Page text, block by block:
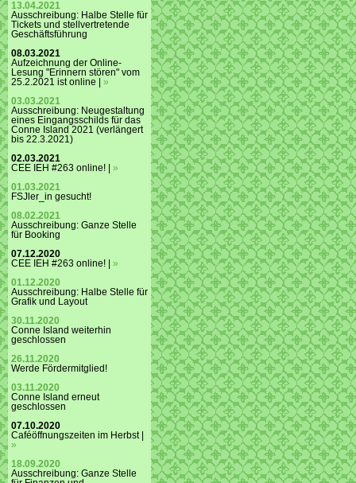
13.04.2021
Ausschreibung: Halbe Stelle für
Tickets und stellvertretende
Geschäftsführung
08.03.2021
Aufzeichnung der Online-
Lesung "Erinnern stören" vom
25.2.2021 ist online | »
03.03.2021
Ausschreibung: Neugestaltung
eines Eingangsschilds für das
Conne Island 2021 (verlängert
bis 22.3.2021)
02.03.2021
CEE IEH #263 online! | »
01.03.2021
FSJler_in gesucht!
08.02.2021
Ausschreibung: Ganze Stelle
für Booking
07.12.2020
CEE IEH #263 online! | »
01.12.2020
Ausschreibung: Halbe Stelle für
Grafik und Layout
30.11.2020
Conne Island weiterhin
geschlossen
26.11.2020
Werde Fördermitglied!
03.11.2020
Conne Island erneut
geschlossen
07.10.2020
Caféöffnungszeiten im Herbst |
»
18.09.2020
Ausschreibung: Ganze Stelle